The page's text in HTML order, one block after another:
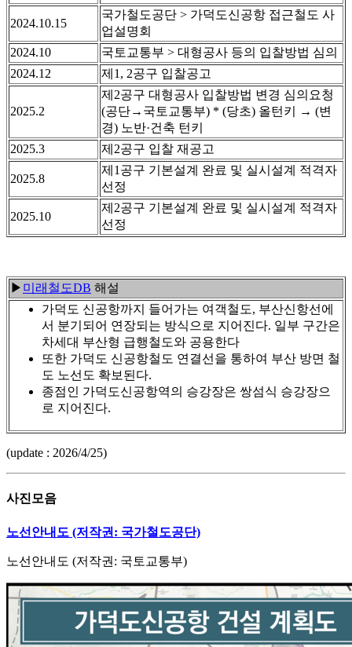
2024.10.15
국가철도공단 > 가덕도신공항 접근철도 사
업설명회
2024.10
국토교통부 > 대형공사 등의 입찰방법 심의
2024.12
제1, 2공구 입찰공고
2025.2
제2공구 대형공사 입찰방법 변경 심의요청
(공단→국토교통부) * (당초) 올턴키 → (변
경) 노반·건축 턴키
2025.3
제2공구 입찰 재공고
2025.8
제1공구 기본설계 완료 및 실시설계 적격자
선정
2025.10
제2공구 기본설계 완료 및 실시설계 적격자
선정
▶ 미래철도DB 해설
가덕도 신공항까지 들어가는 여객철도, 부산신항선에
서 분기되어 연장되는 방식으로 지어진다. 일부 구간은
차세대 부산형 급행철도와 공용한다
또한 가덕도 신공항철도 연결선을 통하여 부산 방면 철
도 노선도 확보된다.
종점인 가덕도신공항역의 승강장은 쌍섬식 승강장으
로 지어진다.
(update : 2026/4/25)
사진모음
노선안내도 (저작권: 국가철도공단)
노선안내도 (저작권: 국토교통부)